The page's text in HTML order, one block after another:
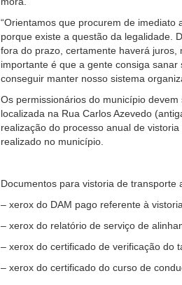
“Orientamos que procurem de imediato
porque existe a questão da legalidade.
fora do prazo, certamente haverá
importante é que a gente consiga
conseguir manter nosso sistema
Os permissionários do município
localizada na Rua Carlos Azevedo
realização do processo anual de
realizado no município.
Documentos para vistoria de
– xerox do DAM pago referente à
– xerox do relatório de serviço de
– xerox do certificado de verificação do
– xerox do certificado do curso de